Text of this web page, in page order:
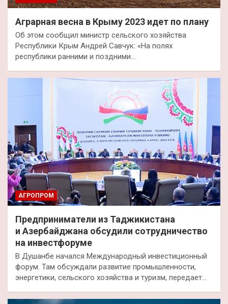
Аграрная весна в Крыму 2023 идет по плану
Об этом сообщил министр сельского хозяйства
Республики Крым Андрей Савчук: «На полях
республики ранними и поздними…
АГРОПРОМ
Предприниматели из Таджикистана
и Азербайджана обсудили сотрудничество
на инвестфоруме
В Душанбе начался Международный инвестиционный
форум. Там обсуждали развитие промышленности,
энергетики, сельского хозяйства и туризм, передает…